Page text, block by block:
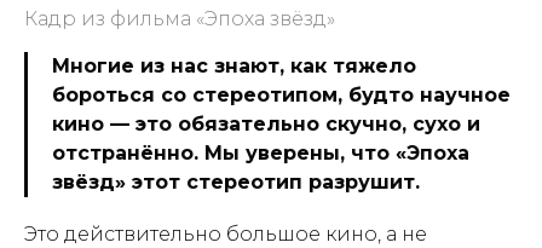
Кадр из фильма «Эпоха звёзд»
Многие из нас знают, как тяжело
бороться со стереотипом, будто научное
кино — это обязательно скучно, сухо и
отстранённо. Мы уверены, что «Эпоха
звёзд» этот стереотип разрушит.
Это действительно большое кино, а не